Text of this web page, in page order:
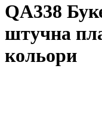
QA338
штучна
кольори